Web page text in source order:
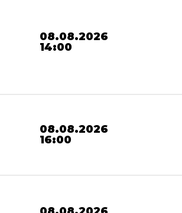
08.08.2026
14:00
08.08.2026
16:00